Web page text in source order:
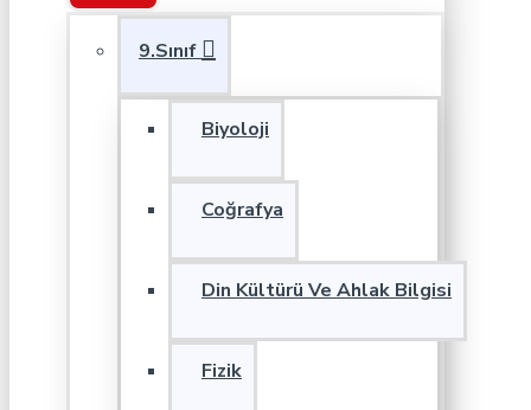
9.Sınıf
Biyoloji
Coğrafya
Din Kültürü Ve Ahlak Bilgisi
Fizik